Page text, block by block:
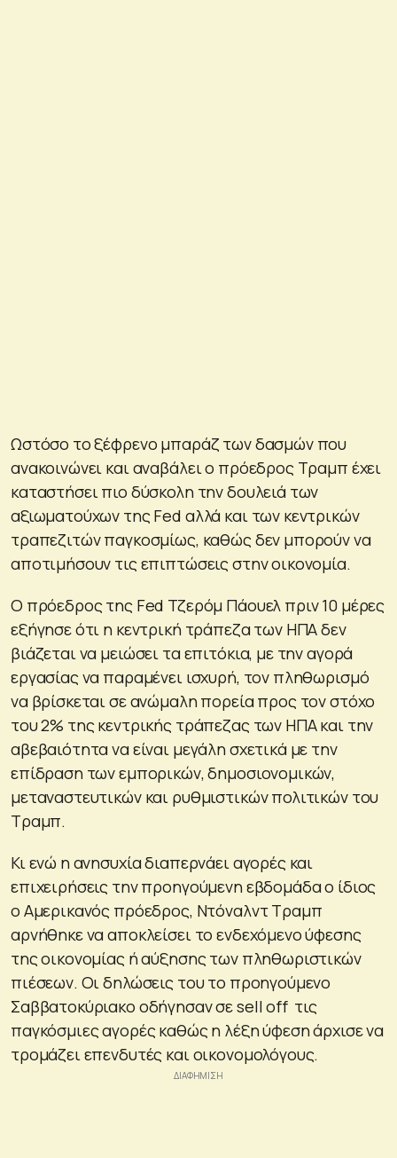
Ωστόσο το ξέφρενο μπαράζ των δασμών που
ανακοινώνει και αναβάλει ο πρόεδρος Τραμπ έχει
καταστήσει πιο δύσκολη την δουλειά των
αξιωματούχων της Fed αλλά και των κεντρικών
τραπεζιτών παγκοσμίως, καθώς δεν μπορούν να
αποτιμήσουν τις επιπτώσεις στην οικονομία.
Ο πρόεδρος της Fed Τζερόμ Πάουελ πριν 10 μέρες
εξήγησε ότι η κεντρική τράπεζα των ΗΠΑ δεν
βιάζεται να μειώσει τα επιτόκια, με την αγορά
εργασίας να παραμένει ισχυρή, τον πληθωρισμό
να βρίσκεται σε ανώμαλη πορεία προς τον στόχο
του 2% της κεντρικής τράπεζας των ΗΠΑ και την
αβεβαιότητα να είναι μεγάλη σχετικά με την
επίδραση των εμπορικών, δημοσιονομικών,
μεταναστευτικών και ρυθμιστικών πολιτικών του
Τραμπ.
Κι ενώ η ανησυχία διαπερνάει αγορές και
επιχειρήσεις την προηγούμενη εβδομάδα ο ίδιος
ο Αμερικανός πρόεδρος, Ντόναλντ Τραμπ
αρνήθηκε να αποκλείσει το ενδεχόμενο ύφεσης
της οικονομίας ή αύξησης των πληθωριστικών
πιέσεων. Οι δηλώσεις του το προηγούμενο
Σαββατοκύριακο οδήγησαν σε sell off τις
παγκόσμιες αγορές καθώς η λέξη ύφεση άρχισε να
τρομάζει επενδυτές και οικονομολόγους.